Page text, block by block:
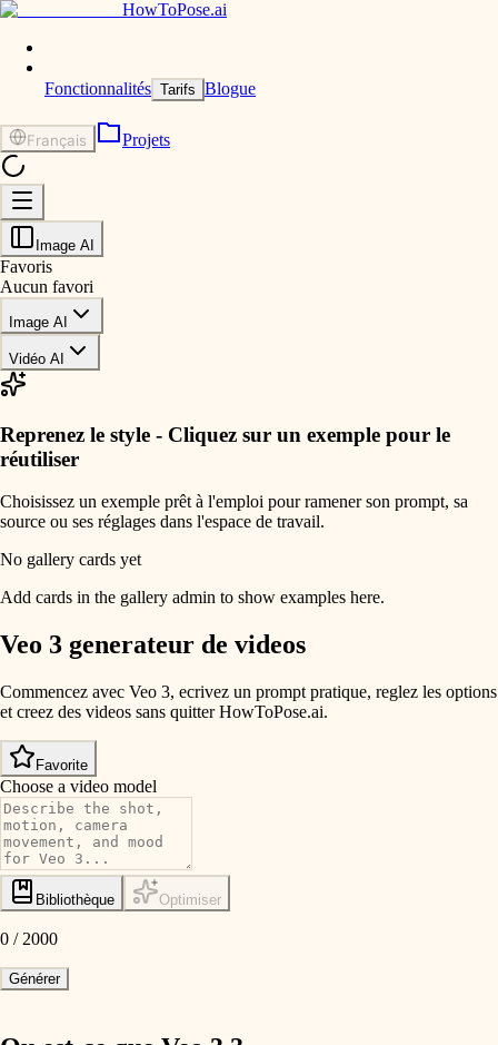
HowToPose.ai
Fonctionnalités Tarifs Blogue
Français Projets
Image AI
Favoris
Aucun favori
Image AI
Vidéo AI
Reprenez le style - Cliquez sur un exemple pour le
réutiliser
Choisissez un exemple prêt à l'emploi pour ramener son prompt, sa
source ou ses réglages dans l'espace de travail.
No gallery cards yet
Add cards in the gallery admin to show examples here.
Veo 3 generateur de videos
Commencez avec Veo 3, ecrivez un prompt pratique, reglez les options
et creez des videos sans quitter HowToPose.ai.
Favorite
Choose a video model
Bibliothèque Optimiser
0 / 2000
Générer